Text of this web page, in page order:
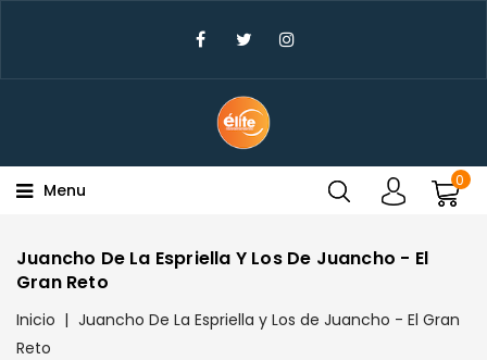
0
Menu
Juancho De La Espriella Y Los De Juancho - El
Gran Reto
Inicio
Juancho De La Espriella y Los de Juancho - El Gran
Reto
Create Wishlist